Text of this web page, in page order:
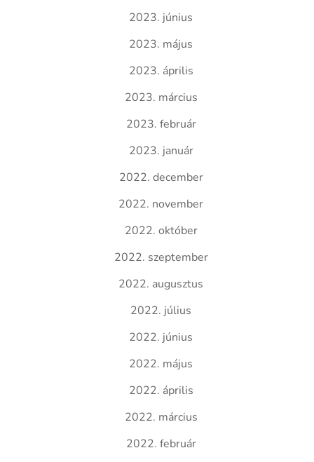
2023. június
2023. május
2023. április
2023. március
2023. február
2023. január
2022. december
2022. november
2022. október
2022. szeptember
2022. augusztus
2022. július
2022. június
2022. május
2022. április
2022. március
2022. február